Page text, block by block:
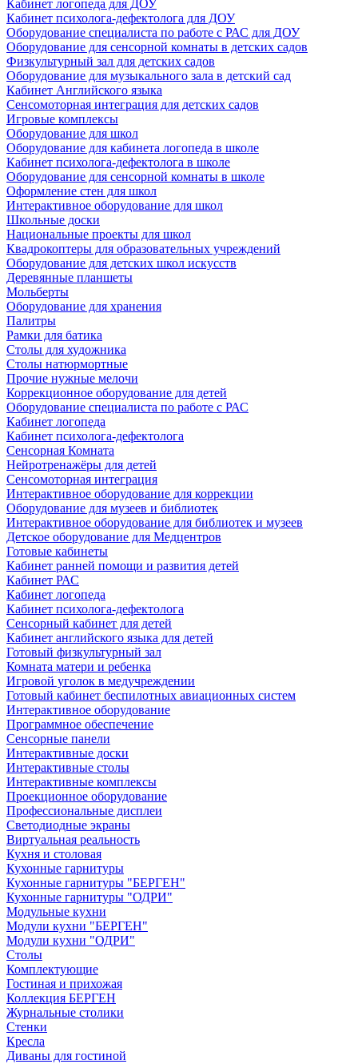
Кабинет логопеда для ДОУ
Кабинет психолога-дефектолога для ДОУ
Оборудование специалиста по работе с РАС для ДОУ
Оборудование для сенсорной комнаты в детских садов
Физкультурный зал для детских садов
Оборудование для музыкального зала в детский сад
Кабинет Английского языка
Сенсомоторная интеграция для детских садов
Игровые комплексы
Оборудование для школ
Оборудование для кабинета логопеда в школе
Кабинет психолога-дефектолога в школе
Оборудование для сенсорной комнаты в школе
Оформление стен для школ
Интерактивное оборудование для школ
Школьные доски
Национальные проекты для школ
Квадрокоптеры для образовательных учреждений
Оборудование для детских школ искусств
Деревянные планшеты
Мольберты
Оборудование для хранения
Палитры
Рамки для батика
Столы для художника
Столы натюрмортные
Прочие нужные мелочи
Коррекционное оборудование для детей
Оборудование специалиста по работе с РАС
Кабинет логопеда
Кабинет психолога-дефектолога
Сенсорная Комната
Нейротренажёры для детей
Сенсомоторная интеграция
Интерактивное оборудование для коррекции
Оборудование для музеев и библиотек
Интерактивное оборудование для библиотек и музеев
Детское оборудование для Медцентров
Готовые кабинеты
Кабинет ранней помощи и развития детей
Кабинет РАС
Кабинет логопеда
Кабинет психолога-дефектолога
Сенсорный кабинет для детей
Кабинет английского языка для детей
Готовый физкультурный зал
Комната матери и ребенка
Игровой уголок в медучреждении
Готовый кабинет беспилотных авиационных систем
Интерактивное оборудование
Программное обеспечение
Сенсорные панели
Интерактивные доски
Интерактивные столы
Интерактивные комплексы
Проекционное оборудование
Профессиональные дисплеи
Светодиодные экраны
Виртуальная реальность
Кухня и столовая
Кухонные гарнитуры
Кухонные гарнитуры "БЕРГЕН"
Кухонные гарнитуры "ОДРИ"
Модульные кухни
Модули кухни "БЕРГЕН"
Модули кухни "ОДРИ"
Столы
Комплектующие
Гостиная и прихожая
Коллекция БЕРГЕН
Журнальные столики
Стенки
Кресла
Диваны для гостиной